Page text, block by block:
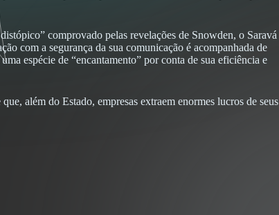
comprovado pelas revelações de Snowden, o Saravá
com a segurança da sua comunicação é acompanhada de
espécie de “encantamento” por conta de sua eficiência e
além do Estado, empresas extraem enormes lucros de seus